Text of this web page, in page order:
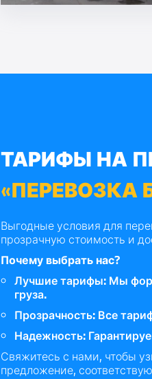
ТАРИФЫ НА
«ПЕРЕВОЗКА
Выгодные условия для
прозрачную стоимость и
Почему выбрать нас?
Лучшие тарифы: Мы
груза.
Прозрачность: Все
Надежность:
Свяжитесь с нами, чтобы
предложение,